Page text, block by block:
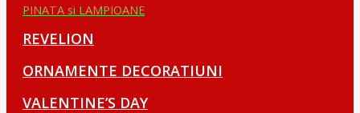
PINATA si LAMPIOANE
REVELION
ORNAMENTE DECORATIUNI
VALENTINE’S DAY